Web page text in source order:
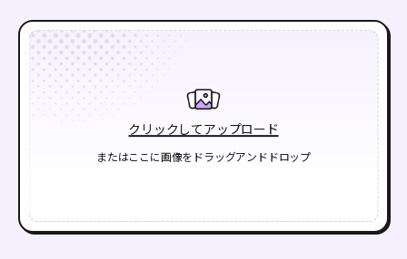
クリックしてアップロード
またはここに画像をドラッグアンドドロップ